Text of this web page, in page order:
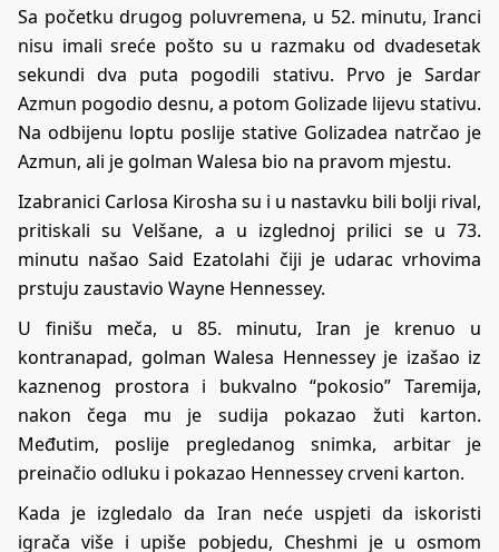
Sa početku drugog poluvremena, u 52. minutu, Iranci
nisu imali sreće pošto su u razmaku od dvadesetak
sekundi dva puta pogodili stativu. Prvo je Sardar
Azmun pogodio desnu, a potom Golizade lijevu stativu.
Na odbijenu loptu poslije stative Golizadea natrčao je
Azmun, ali je golman Walesa bio na pravom mjestu.
Izabranici Carlosa Kirosha su i u nastavku bili bolji rival,
pritiskali su Velšane, a u izglednoj prilici se u 73.
minutu našao Said Ezatolahi čiji je udarac vrhovima
prstuju zaustavio Wayne Hennessey.
U finišu meča, u 85. minutu, Iran je krenuo u
kontranapad, golman Walesa Hennessey je izašao iz
kaznenog prostora i bukvalno “pokosio” Taremija,
nakon čega mu je sudija pokazao žuti karton.
Međutim, poslije pregledanog snimka, arbitar je
preinačio odluku i pokazao Hennessey crveni karton.
Kada je izgledalo da Iran neće uspjeti da iskoristi
igrača više i upiše pobjedu, Cheshmi je u osmom